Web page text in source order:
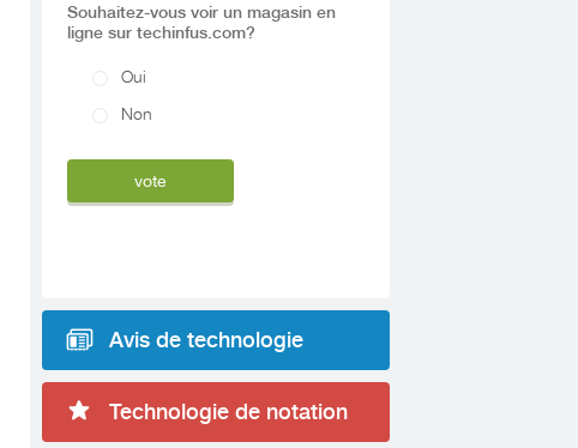
Souhaitez-vous voir un magasin en
ligne sur techinfus.com?
Oui
Non
Avis de technologie
Technologie de notation